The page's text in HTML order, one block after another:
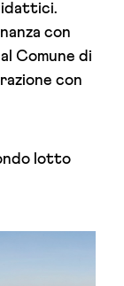
con
Comune di
con
lotto